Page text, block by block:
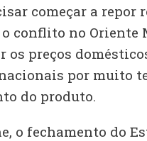
começar a repor
o conflito no Oriente
os preços
por muito
do produto.
o fechamento do